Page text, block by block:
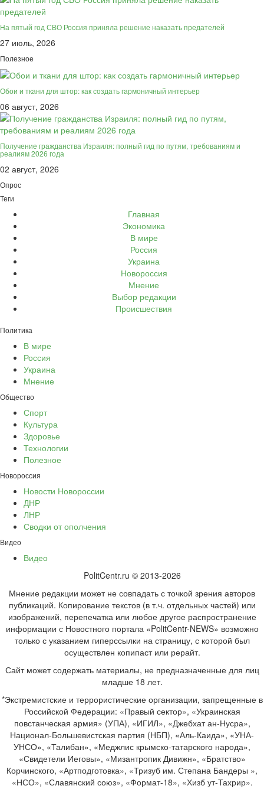
На пятый год СВО Россия приняла решение наказать предателей
27 июль, 2026
Полезное
Обои и ткани для штор: как создать гармоничный интерьер
06 август, 2026
Получение гражданства Израиля: полный гид по путям, требованиям и
реалиям 2026 года
02 август, 2026
Опрос
Теги
Главная
Экономика
В мире
Россия
Украина
Новороссия
Мнение
Выбор редакции
Происшествия
Политика
В мире
Россия
Украина
Мнение
Общество
Спорт
Культура
Здоровье
Технологии
Полезное
Новороссия
Новости Новороссии
ДНР
ЛНР
Сводки от ополчения
Видео
Видео
PolitCentr.ru © 2013-2026
Мнение редакции может не совпадать с точкой зрения авторов
публикаций. Копирование текстов (в т.ч. отдельных частей) или
изображений, перепечатка или любое другое распространение
информации с Новостного портала «PolitCentr-NEWS» возможно
только с указанием гиперссылки на страницу, с которой был
осуществлен копипаст или рерайт.
Сайт может содержать материалы, не предназначенные для лиц
младше 18 лет.
*Экстремистские и террористические организации, запрещенные в
Российской Федерации: «Правый сектор», «Украинская
повстанческая армия» (УПА), «ИГИЛ», «Джебхат ан-Нусра»,
Национал-Большевистская партия (НБП), «Аль-Каида», «УНА-
УНСО», «Талибан», «Меджлис крымско-татарского народа»,
«Свидетели Иеговы», «Мизантропик Дивижн», «Братство»
Корчинского, «Артподготовка», «Тризуб им. Степана Бандеры »,
«НСО», «Славянский союз», «Формат-18», «Хизб ут-Тахрир».